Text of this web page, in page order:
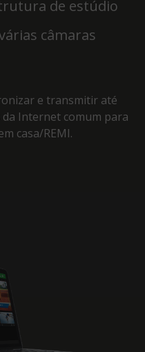
de estúdio
câmaras
e transmitir até
Internet comum para
casa/REMI.